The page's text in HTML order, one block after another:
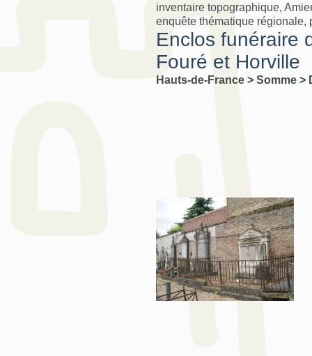
inventaire topographique,
enquête thématique régionale,
Enclos funéraire
Fouré et Horville
Hauts-de-France > Somme >